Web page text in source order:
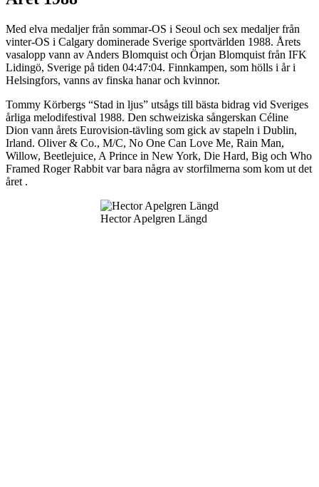
Med elva medaljer från sommar-OS i Seoul och sex medaljer från
vinter-OS i Calgary dominerade Sverige sportvärlden 1988. Årets
vasalopp vann av Anders Blomquist och Örjan Blomquist från IFK
Lidingö, Sverige på tiden 04:47:04. Finnkampen, som hölls i år i
Helsingfors, vanns av finska hanar och kvinnor.
Tommy Körbergs “Stad in ljus” utsågs till bästa bidrag vid Sveriges
årliga melodifestival 1988. Den schweiziska sångerskan Céline
Dion vann årets Eurovision-tävling som gick av stapeln i Dublin,
Irland. Oliver & Co., M/C, No One Can Love Me, Rain Man,
Willow, Beetlejuice, A Prince in New York, Die Hard, Big och Who
Framed Roger Rabbit var bara några av storfilmerna som kom ut det
året .
Hector Apelgren Längd